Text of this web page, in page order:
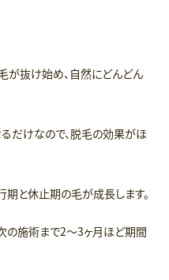
が抜け始め、自然にどんどん
だけなので、脱毛の効果がほ
と休止期の毛が成長します。
の施術まで2〜3ヶ月ほど期間